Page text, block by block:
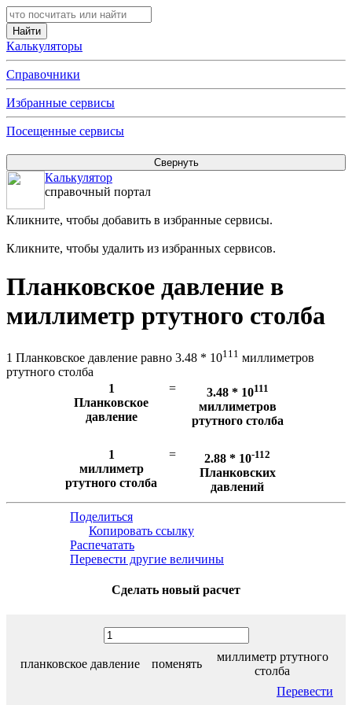
Калькуляторы
Справочники
Избранные сервисы
Посещенные сервисы
Калькулятор
справочный портал
Кликните, чтобы добавить в избранные сервисы.
Кликните, чтобы удалить из избранных сервисов.
Планковское давление в
миллиметр ртутного столба
1 Планковское давление равно 3.48 * 10111 миллиметров
ртутного столба
1
Планковское
давление
= 3.48 * 10111
миллиметров
ртутного столба
1
миллиметр
ртутного столба
= 2.88 * 10-112
Планковских
давлений
Поделиться
Копировать ссылку
Распечатать
Перевести другие величины
Сделать новый расчет
планковское давление поменять
миллиметр ртутного
столба
Перевести